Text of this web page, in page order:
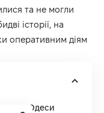
та не могли
історії, на
оперативним діям
з Одеси